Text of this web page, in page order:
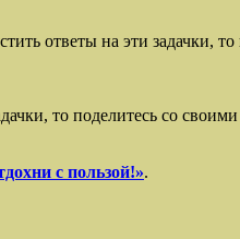
ответы на эти задачки,
то поделитесь со
с пользой!».